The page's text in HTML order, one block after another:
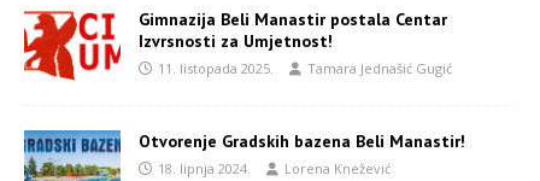
Gimnazija Beli Manastir postala Centar
Izvrsnosti za Umjetnost!
11. listopada 2025. Tamara Jednašić Gugić
Otvorenje Gradskih bazena Beli Manastir!
18. lipnja 2024. Lorena Knežević